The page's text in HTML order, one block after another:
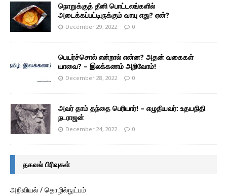
நொறுக்குத் தீனி பொட்டலங்களில்
அடைக்கப்பட்டிருக்கும் வாயு எது? ஏன்?
December 29, 2022 0
பெயர்ச்சொல் என்றால் என்ன? அதன் வகைகள்
யாவை? – இலக்கணம் அறிவோம்!
December 28, 2022 0
அவர் தாம் தந்தை பெரியார்! – எழுதியவர்: உதயநிதி
நடராஜன்
December 24, 2022 0
தகவல் பிரிவுகள்
அறிவியல் / தொழில்நுட்பம்